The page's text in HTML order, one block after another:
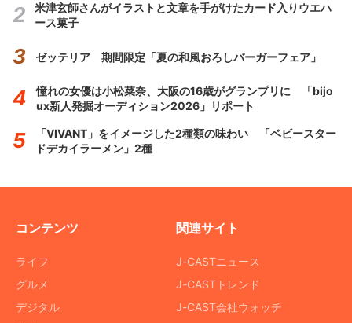
米津玄師さんがイラストと文章を手がけたカード入りウエハ
ース菓子
ゼッテリア 期間限定「夏の和風おろしバーガーフェア」
憧れの女優は小松菜奈、大阪の16歳がグランプリに 「bijo
ux新人発掘オーディション2026」リポート
「VIVANT」をイメージした2種類の味わい 「ベビースター
ドデカイラーメン」2種
コンテンツ
ライフ
グルメ
デジタル
関連サイト
J-CASTニュース
J-CASTトレンド
J-CAST会社ウォッチ